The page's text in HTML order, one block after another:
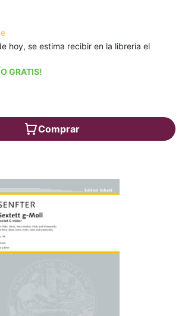
hoy, se estima recibir en la librería el
GRATIS!
Comprar